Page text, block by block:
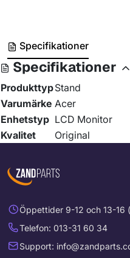
Specifikationer
Specifikationer
ProdukttypStand
Varumärke Acer
Enhetstyp LCD Monitor
Kvalitet
Original
Öppettider 9-12 och 13-16
Telefon: 013-31 60 34
Support: